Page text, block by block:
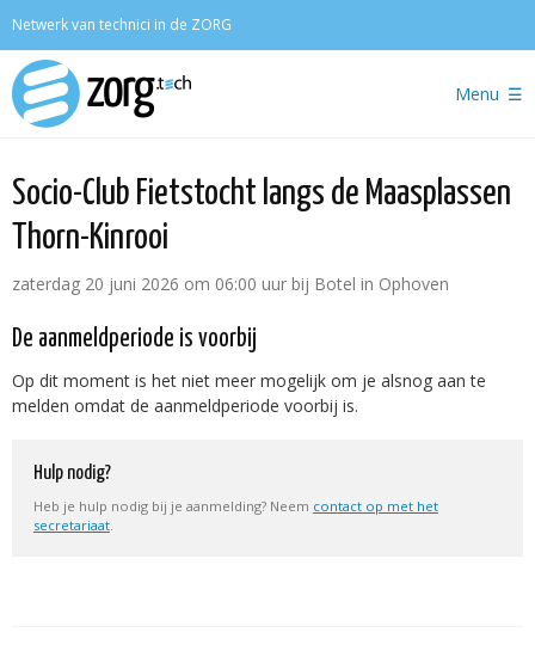
Netwerk van technici in de ZORG
Menu
Socio-Club Fietstocht langs de Maasplassen
Thorn-Kinrooi
zaterdag 20 juni 2026 om 06:00 uur bij Botel in Ophoven
De aanmeldperiode is voorbij
Op dit moment is het niet meer mogelijk om je alsnog aan te
melden omdat de aanmeldperiode voorbij is.
Hulp nodig?
Heb je hulp nodig bij je aanmelding? Neem contact op met het
secretariaat.